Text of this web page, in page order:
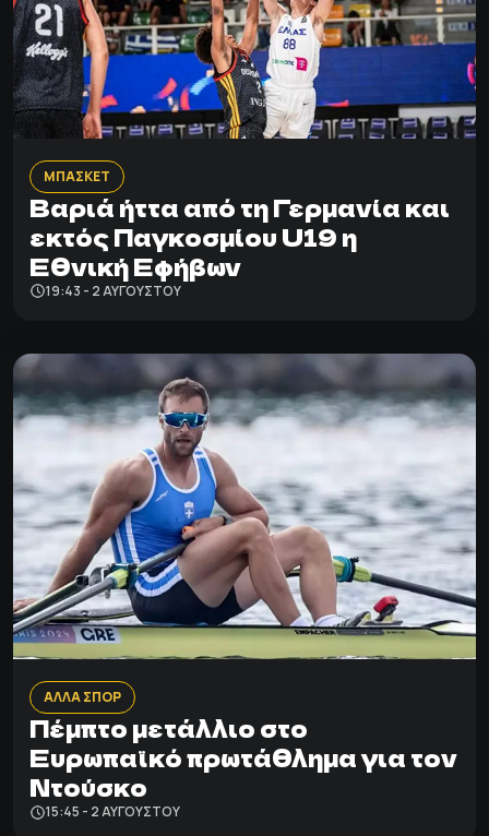
ΜΠΑΣΚΕΤ
Βαριά ήττα από τη Γερμανία και
εκτός Παγκοσμίου U19 η
Εθνική Εφήβων
19:43 - 2 ΑΥΓΟΎΣΤΟΥ
ΑΛΛΑ ΣΠΟΡ
Πέμπτο μετάλλιο στο
Ευρωπαϊκό πρωτάθλημα για τον
Ντούσκο
15:45 - 2 ΑΥΓΟΎΣΤΟΥ